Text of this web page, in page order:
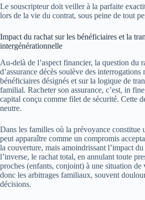
Le souscripteur doit veiller à la parfaite
lors de la vie du contrat, sous peine de tout
Impact du rachat sur les bénéficiaires et la
intergénérationnelle
Au-delà de l’aspect financier, la question du
d’assurance décès soulève des interrogations
bénéficiaires désignés et sur la logique de
familial. Racheter son assurance, c’est, in
capital conçu comme filet de sécurité. Cette
neutre.
Dans les familles où la prévoyance constitue
peut apparaître comme un compromis
la couverture, mais amoindrissant l’impact
l’inverse, le rachat total, en annulant toute
proches (enfants, conjoint) à une situation
donc les arbitrages familiaux, souvent
décisions.